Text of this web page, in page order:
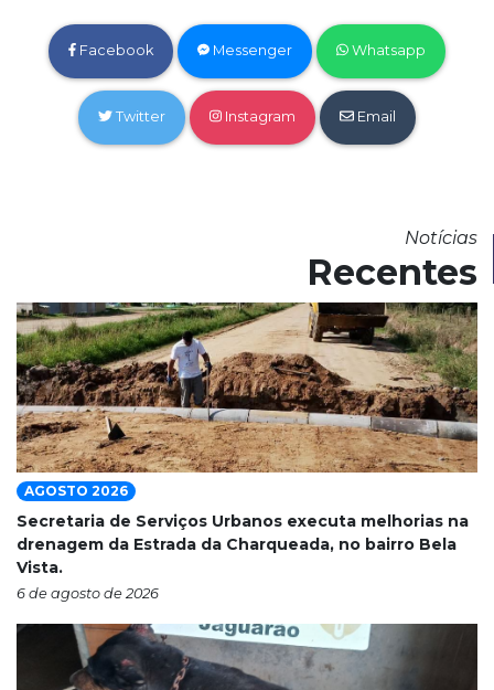
Facebook Messenger Whatsapp
Twitter Instagram Email
Notícias
Recentes
AGOSTO 2026
Secretaria de Serviços Urbanos executa melhorias na
drenagem da Estrada da Charqueada, no bairro Bela
Vista.
6 de agosto de 2026